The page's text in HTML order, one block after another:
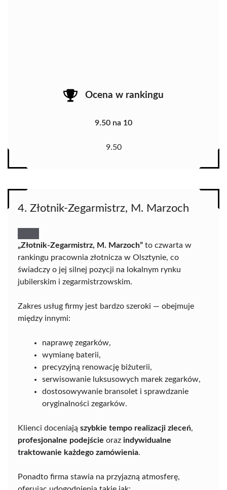
Ocena w rankingu
9.50 na 10
9.50
4. Złotnik-Zegarmistrz, M. Marzoch
„Złotnik-Zegarmistrz, M. Marzoch” to czwarta w
rankingu pracownia złotnicza w Olsztynie, co
świadczy o jej silnej pozycji na lokalnym rynku
jubilerskim i zegarmistrzowskim.
Zakres usług firmy jest bardzo szeroki — obejmuje
między innymi:
naprawę zegarków,
wymianę baterii,
precyzyjną renowację biżuterii,
serwisowanie luksusowych marek zegarków,
dostosowywanie bransolet i sprawdzanie
oryginalności zegarków.
Klienci doceniają szybkie tempo realizacji zleceń,
profesjonalne podejście oraz indywidualne
traktowanie każdego zamówienia.
Ponadto firma stawia na przyjazną atmosferę,